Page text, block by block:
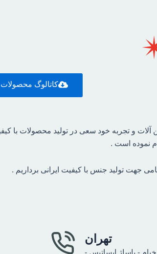
کاتالوگ محصولات
و تجربه خود سعی در تولید محصولات با
نموده است .
جهت تولید جنس با کیفیت ایرانی برداریم .
تهران
خیام - پاساژ ایساتیس -